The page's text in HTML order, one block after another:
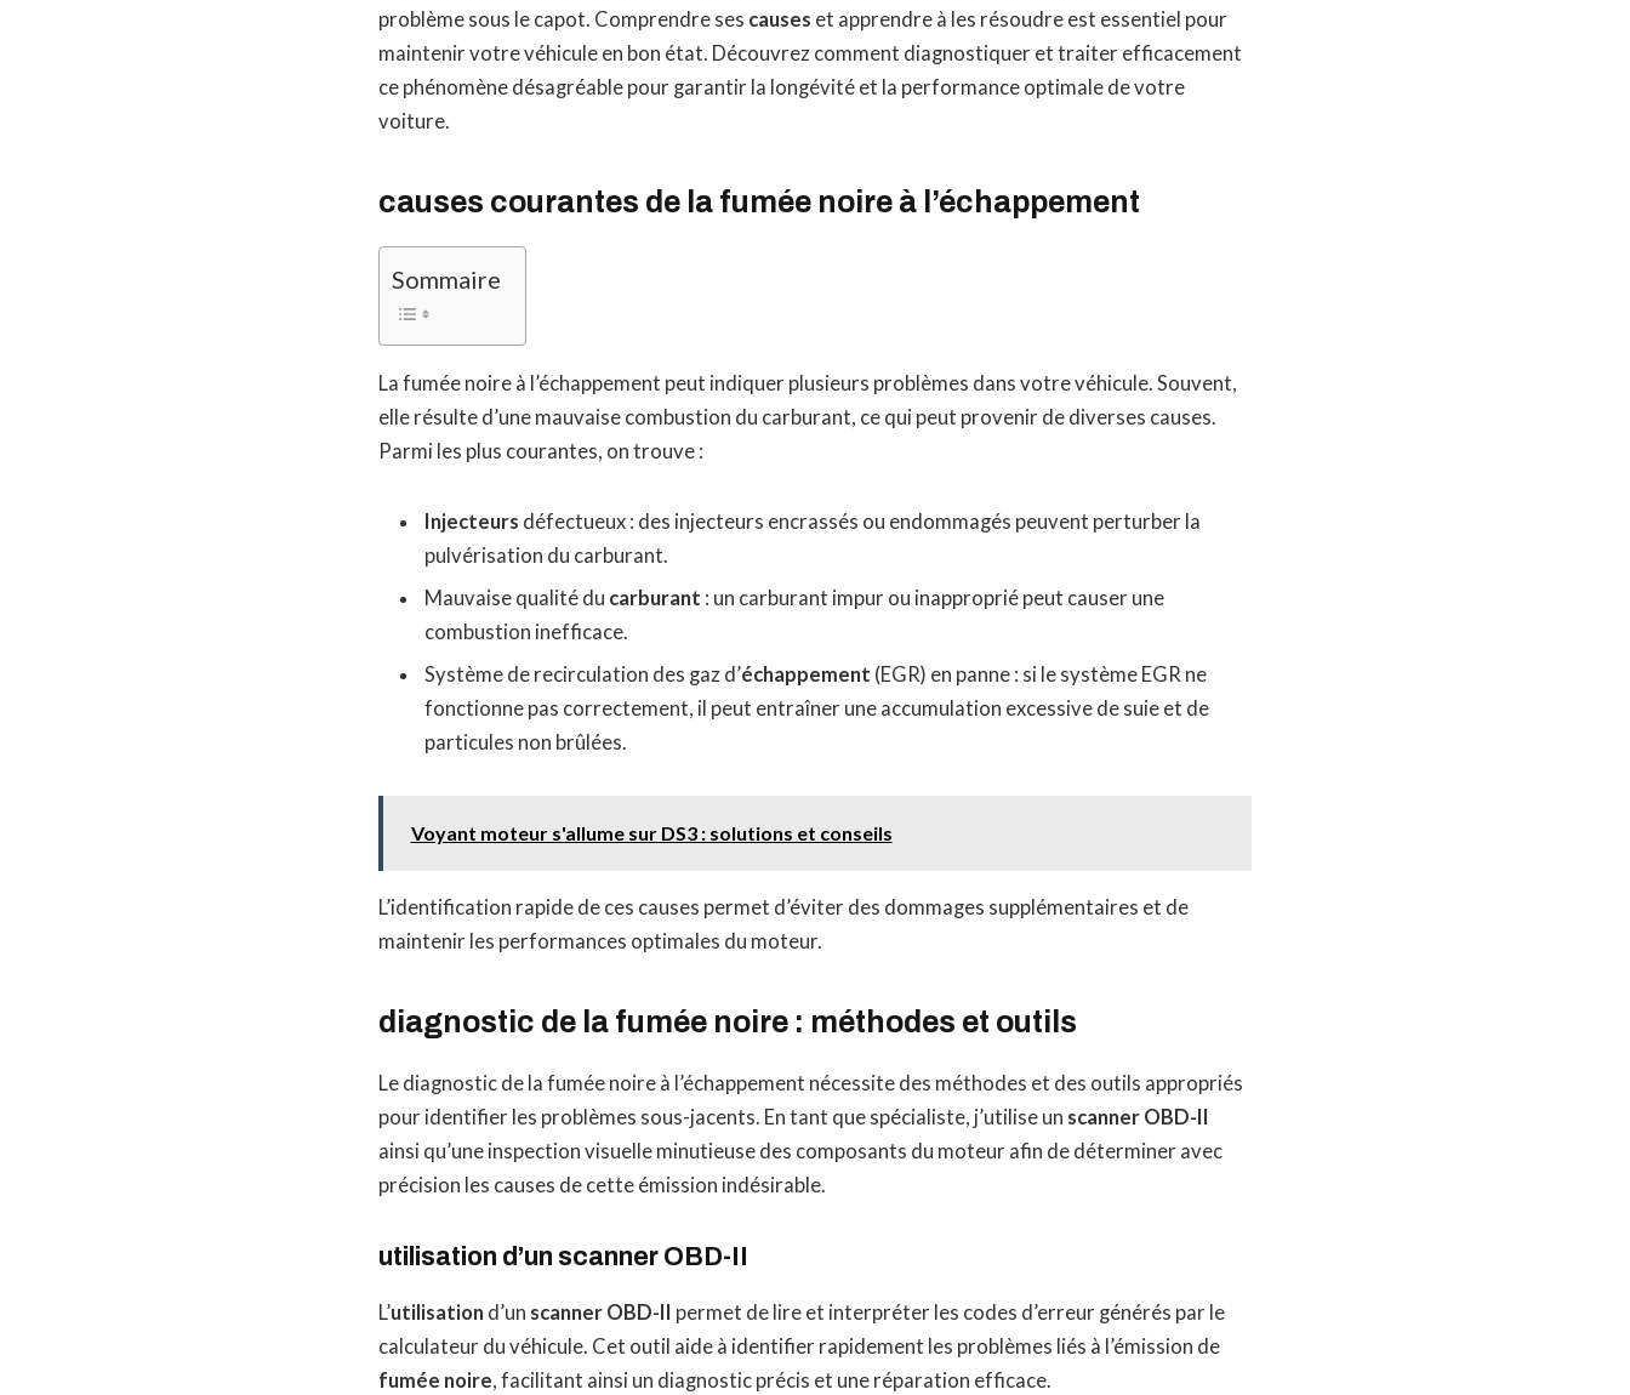
problème sous le capot. Comprendre ses causes et apprendre à les résoudre est essentiel pour
maintenir votre véhicule en bon état. Découvrez comment diagnostiquer et traiter efficacement
ce phénomène désagréable pour garantir la longévité et la performance optimale de votre
voiture.
causes courantes de la fumée noire à l’échappement
Sommaire
La fumée noire à l’échappement peut indiquer plusieurs problèmes dans votre véhicule. Souvent,
elle résulte d’une mauvaise combustion du carburant, ce qui peut provenir de diverses causes.
Parmi les plus courantes, on trouve :
Injecteurs défectueux : des injecteurs encrassés ou endommagés peuvent perturber la
pulvérisation du carburant.
Mauvaise qualité du carburant : un carburant impur ou inapproprié peut causer une
combustion inefficace.
Système de recirculation des gaz d’échappement (EGR) en panne : si le système EGR ne
fonctionne pas correctement, il peut entraîner une accumulation excessive de suie et de
particules non brûlées.
Voyant moteur s'allume sur DS3 : solutions et conseils
L’identification rapide de ces causes permet d’éviter des dommages supplémentaires et de
maintenir les performances optimales du moteur.
diagnostic de la fumée noire : méthodes et outils
Le diagnostic de la fumée noire à l’échappement nécessite des méthodes et des outils appropriés
pour identifier les problèmes sous-jacents. En tant que spécialiste, j’utilise un scanner OBD-II
ainsi qu’une inspection visuelle minutieuse des composants du moteur afin de déterminer avec
précision les causes de cette émission indésirable.
utilisation d’un scanner OBD-II
L’utilisation d’un scanner OBD-II
permet de lire et interpréter les codes d’erreur générés par le
calculateur du véhicule. Cet outil aide à identifier rapidement les problèmes liés à l’émission de
fumée noire, facilitant ainsi un diagnostic précis et une réparation efficace.